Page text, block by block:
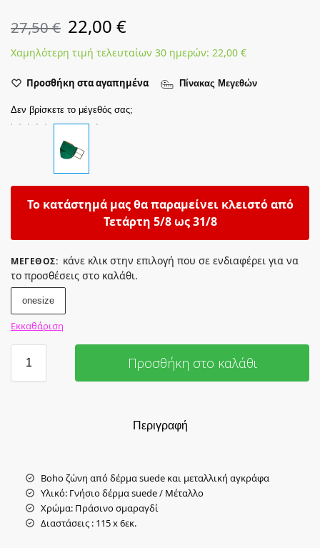
27,50€ 22,00 €
Χαμηλότερη τιμή τελευταίων 30 ημερών: 22,00 €
Προσθήκη στα αγαπημένα Πίνακας Μεγεθών
Δεν βρίσκετε το μέγεθός σας;
Το κατάστημά μας θα παραμείνει κλειστό από
Τετάρτη 5/8 ως 31/8
ΜΈΓΕΘΟΣ: κάνε κλικ στην επιλογή που σε ενδιαφέρει για να
το προσθέσεις στο καλάθι.
onesize
Εκκαθάριση
Προσθήκη στο καλάθι
Περιγραφή
Boho ζώνη από δέρμα suede και μεταλλική αγκράφα
Υλικό: Γνήσιο δέρμα suede / Μέταλλο
Χρώμα: Πράσινο σμαραγδί
Διαστάσεις : 115 x 6εκ.